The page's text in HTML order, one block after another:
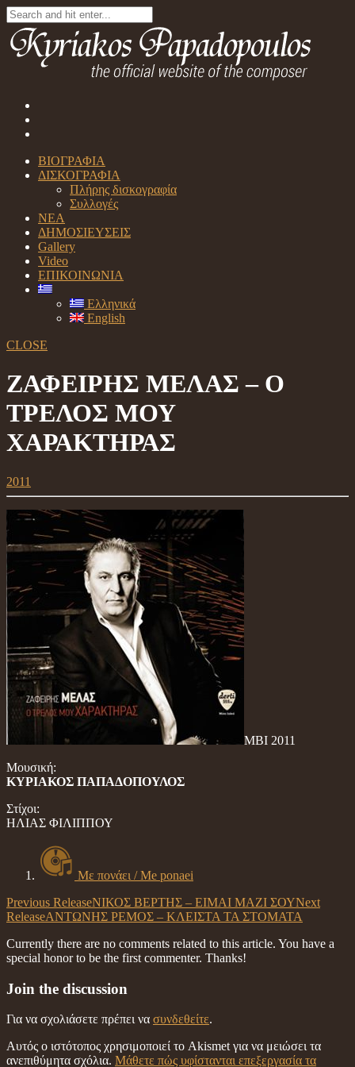
ΒΙΟΓΡΑΦΙΑ
ΔΙΣΚΟΓΡΑΦΙΑ
Πλήρης δισκογραφία
Συλλογές
ΝΕΑ
ΔΗΜΟΣΙΕΥΣΕΙΣ
Gallery
Video
ΕΠΙΚΟΙΝΩΝΙΑ
Ελληνικά
English
CLOSE
ΖΑΦΕΙΡΗΣ ΜΕΛΑΣ – Ο
ΤΡΕΛΟΣ ΜΟΥ
ΧΑΡΑΚΤΗΡΑΣ
2011
MBI 2011
Μουσική:
ΚΥΡΙΑΚΟΣ ΠΑΠΑΔΟΠΟΥΛΟΣ
Στίχοι:
ΗΛΙΑΣ ΦΙΛΙΠΠΟΥ
Με πονάει / Me ponaei
Previous ReleaseΝΙΚΟΣ ΒΕΡΤΗΣ – ΕΙΜΑΙ ΜΑΖΙ ΣΟΥNext
ReleaseΑΝΤΩΝΗΣ ΡΕΜΟΣ – ΚΛΕΙΣΤΑ ΤΑ ΣΤΟΜΑΤΑ
Currently there are no comments related to this article. You have a
special honor to be the first commenter. Thanks!
Join the discussion
Για να σχολιάσετε πρέπει να συνδεθείτε.
Αυτός ο ιστότοπος χρησιμοποιεί το Akismet για να μειώσει τα
ανεπιθύμητα σχόλια. Μάθετε πώς υφίστανται επεξεργασία τα